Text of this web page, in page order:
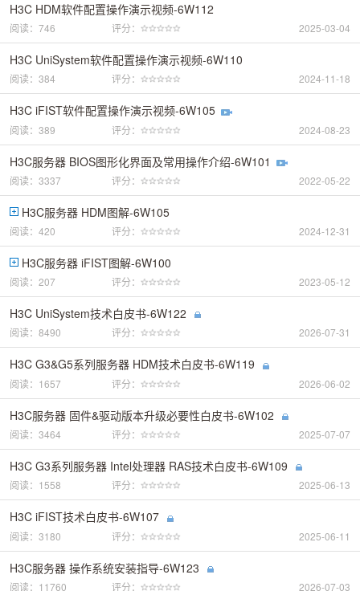
H3C HDM软件配置操作演示视频-6W112
阅读：746 评分： 2025-03-04
H3C UniSystem软件配置操作演示视频-6W110
阅读：384 评分： 2024-11-18
H3C iFIST软件配置操作演示视频-6W105
阅读：389 评分： 2024-08-23
H3C服务器 BIOS图形化界面及常用操作介绍-6W101
阅读：3337 评分： 2022-05-22
H3C服务器 HDM图解-6W105
阅读：420 评分： 2024-12-31
H3C服务器 iFIST图解-6W100
阅读：207 评分： 2023-05-12
H3C UniSystem技术白皮书-6W122
阅读：8490 评分： 2026-07-31
H3C G3&G5系列服务器 HDM技术白皮书-6W119
阅读：1657 评分： 2026-06-02
H3C服务器 固件&驱动版本升级必要性白皮书-6W102
阅读：3464 评分： 2025-07-07
H3C G3系列服务器 Intel处理器 RAS技术白皮书-6W109
阅读：1558 评分： 2025-06-13
H3C iFIST技术白皮书-6W107
阅读：3180 评分： 2025-06-11
H3C服务器 操作系统安装指导-6W123
阅读：11760 评分： 2026-07-03